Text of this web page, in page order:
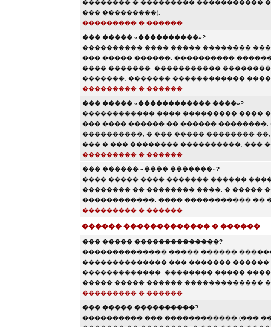
�������� � ��������� ����������� ���
��� ���������).
��������� � ������
��� ����� «����������»?
���������� ���� ����� ��������
��� ����� ������. ����������
���� �������. �����������
�������, ������� ������������
��������� � ������
��� ����� «������������ ����»?
������������ ���� ��������� ����
��� ���� ������ �� ������
����������, � ��� ����� ��������
��� � ��� �������� ����������, ���
��������� � ������
��� ������ «���� �������»?
���� ����� ���� ������� ������
�������� �� �������� ����, � �����
������������. ���� ����������� ��
��������� � ������
������ ������������� � ������
��� ����� ��������������?
�������������� ����� ������
�������������� ��� �������
�������������, �������� �����
����� ����� ������ �������������
��������� � ������
��� ����� ����������?
���������� ��� ������������ (���